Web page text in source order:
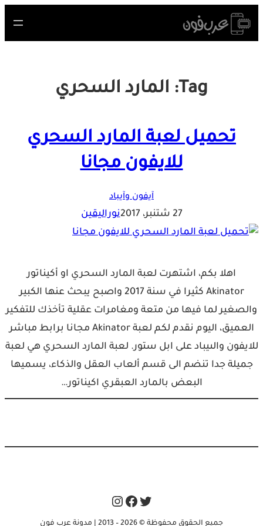
Skip
to
Tag: المارد السحري
تحميل لعبة المارد السحري
للايفون مجانا
آيفون وآيباد
27 شتنبر، 2017 نوراليقين
اهلا بكم، اشتهرت لعبة المارد السحري او أكيناتور
Akinator كثيرا في سنة 2017 واصبح يبحث عنها الكبير
والصغير لما فيها من متعة ومغامرات عقلية تأخذك للتفكير
العميق، اليوم نقدم لكم لعبة Akinator مجانا برابط مباشر
للايفون والىيباد على ابل ستور. لعبة المارد السحري هي لعبة
جميلة جدا تنضم الى قسم ألعاب العقل والذكاء، يسميها
البعض بالمارد العبقري اكيناتور…
Twitter
Facebook
Instagram
جميع الحقوق محفوظة © 2026 – 2013 | مدونة عرب فون